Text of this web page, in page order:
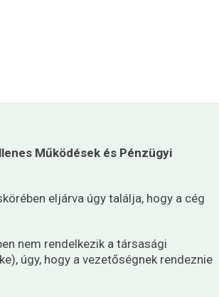
Működések és Pénzügyi
eljárva úgy találja, hogy a cég
nem rendelkezik a társasági
úgy, hogy a vezetőségnek rendeznie